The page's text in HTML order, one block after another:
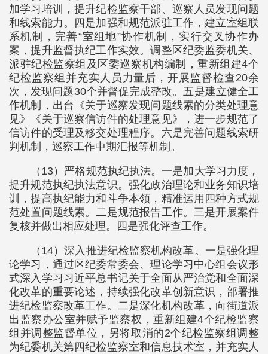
加学习培训，提升纪检监察干部、巡察人员发现问题
和线索能力。四是加强和规范派驻工作，建立室组联
系机制，完善“室组地”协作机制，实行交叉协作办
案，提升监督执纪工作实效。调整区纪委监委机关、
派驻纪检监察组及区委巡察机构编制，重新组建4个
纪检监察组并充实人员力量后，开展监督检查20余
次，发现问题30个并督促完成整改。五是建立健全工
作机制，出台《关于巡察发现问题线索的分类处理意
见》《关于巡察信访件的处理意见》，进一步规范了
信访件的受理及移交处理程序。六是完善问题线索研
判机制，巡察工作中期汇报等机制。
（13）严格规范执纪执法。一是加大学习力度，
提升规范执纪执法意识。强化政治理论和业务知识培
训，提高执纪能力和斗争本领，精准运用四种方式规
范处置问题线索。二是规范报告工作。三是开展案件
复核并做出相应处理。四是强化评查工作。
（14）深入推进纪检监察机构改革。一是强化理
论学习，通过区纪委常委会、理论学习中心组会议形
式深入学习习近平总书记关于全面从严治党和全面深
化改革的重要论述，持续强化改革创新意识，部署推
进纪检监察改革工作。二是深化机构改革，向街道派
出监察办公室并赋予监察权，重新组建4个纪检监察
组并调整监督单位，另将取消的2个纪检监察组调整
为纪委机关第四纪检监察室和信息技术室，并充实人